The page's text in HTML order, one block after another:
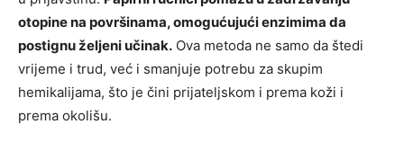
otopine na površinama, omogućujući enzimima da
postignu željeni učinak. Ova metoda ne samo da štedi
vrijeme i trud, već i smanjuje potrebu za skupim
hemikalijama, što je čini prijateljskom i prema koži i
prema okolišu.